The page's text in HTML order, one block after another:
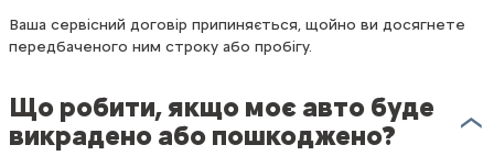
Ваша сервісний договір припиняється, щойно ви досягнете
передбаченого ним строку або пробігу.
Що робити, якщо моє авто буде
викрадено або пошкоджено?